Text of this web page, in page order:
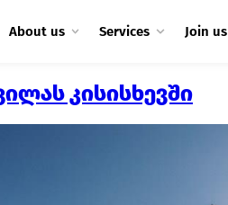
About us Services Join us
კისისხევში